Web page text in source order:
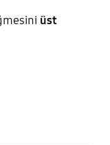
üst